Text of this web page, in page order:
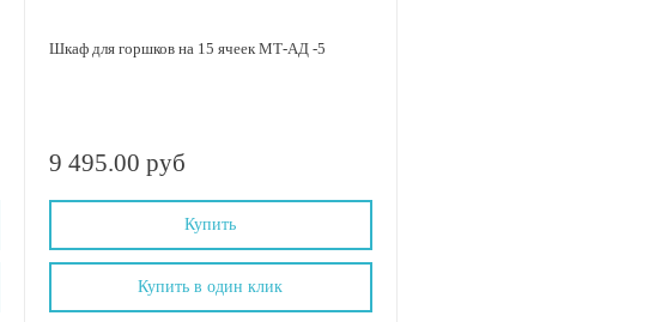
Шкаф для горшков на 15 ячеек МТ-АД -5
9 495.00 руб
Купить
Купить в один клик